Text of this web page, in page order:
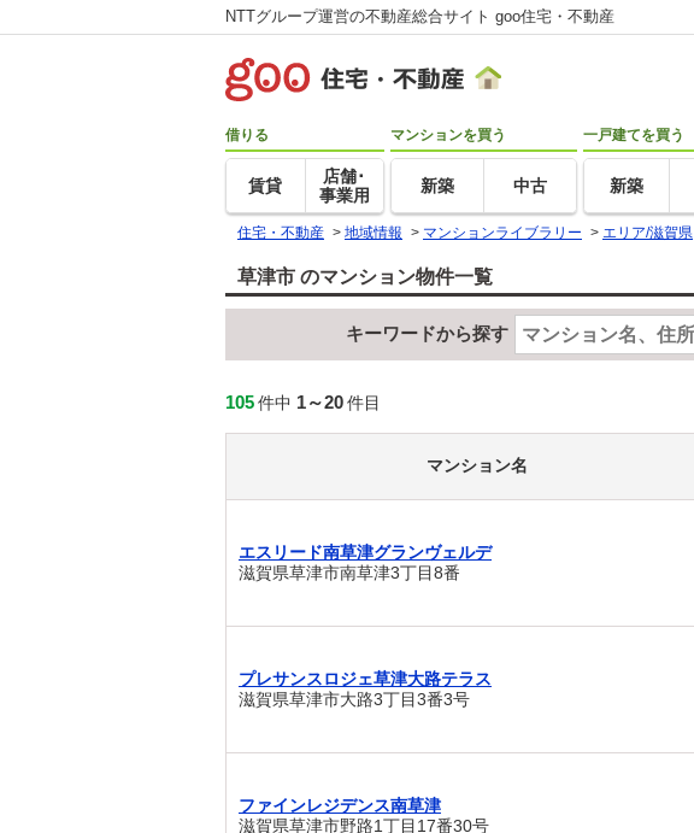
NTTグループ運営の不動産総合サイト goo住宅・不動産
借りる
賃貸
店舗･
事業用
マンションを買う
新築 中古
一戸建てを買う
新築
住宅・不動産 > 地域情報 > マンションライブラリー > エリア/滋賀県
草津市 のマンション物件一覧
キーワードから探す
105件中 1～20件目
マンション名
エスリード南草津グランヴェルデ
滋賀県草津市南草津3丁目8番
プレサンスロジェ草津大路テラス
滋賀県草津市大路3丁目3番3号
ファインレジデンス南草津
滋賀県草津市野路1丁目17番30号